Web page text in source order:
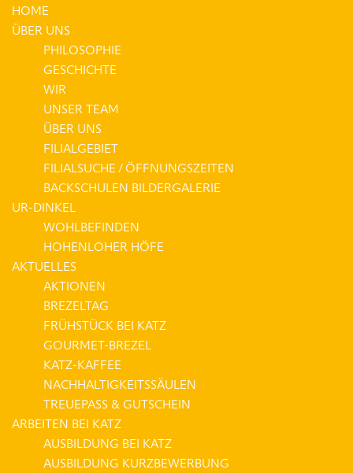
HOME
ÜBER UNS
PHILOSOPHIE
GESCHICHTE
WIR
UNSER TEAM
ÜBER UNS
FILIALGEBIET
FILIALSUCHE / ÖFFNUNGSZEITEN
BACKSCHULEN BILDERGALERIE
UR-DINKEL
WOHLBEFINDEN
HOHENLOHER HÖFE
AKTUELLES
AKTIONEN
BREZELTAG
FRÜHSTÜCK BEI KATZ
GOURMET-BREZEL
KATZ-KAFFEE
NACHHALTIGKEITSSÄULEN
TREUEPASS & GUTSCHEIN
ARBEITEN BEI KATZ
AUSBILDUNG BEI KATZ
AUSBILDUNG KURZBEWERBUNG